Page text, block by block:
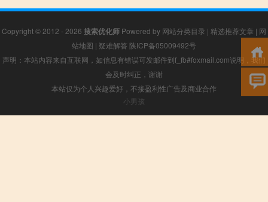
Copyright © 2012 - 2026 搜索优化师 Powered by 网站分类目录 | 精选推荐文章 | 网
站地图 | 疑难解答 陕ICP备05009492号
声明：本站内容来自互联网，如信息有错误可发邮件到f_fb#foxmail.com说明，我们
会及时纠正，谢谢
本站仅为个人兴趣爱好，不接盈利性广告及商业合作
小男孩